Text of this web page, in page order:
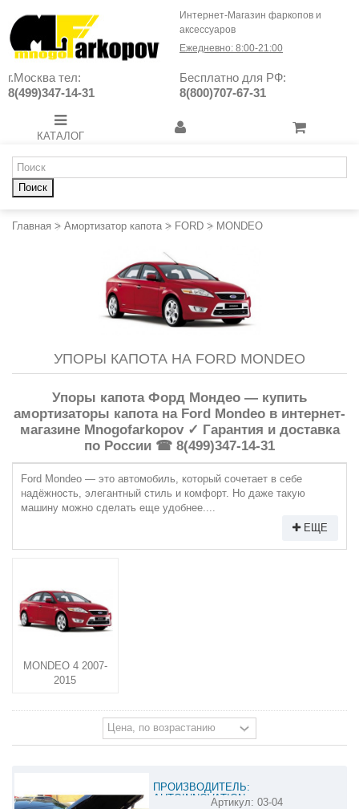
Интернет-Магазин фаркопов и
аксессуаров
Ежедневно: 8:00-21:00
г.Москва тел:
8(499)347-14-31
Бесплатно для РФ:
8(800)707-67-31
КАТАЛОГ
Поиск
Главная > Амортизатор капота > FORD > MONDEO
УПОРЫ КАПОТА НА FORD MONDEO
Упоры капота Форд Мондео — купить
амортизаторы капота на Ford Mondeo в интернет-
магазине Mnogofarkopov ✓ Гарантия и доставка
по России ☎ 8(499)347-14-31
Ford Mondeo — это автомобиль, который сочетает в себе
надёжность, элегантный стиль и комфорт. Но даже такую
машину можно сделать еще удобнее....
ЕЩЕ
MONDEO 4 2007-
2015
ПРОИЗВОДИТЕЛЬ:
AUTOINNOVATION
Артикул: 03-04